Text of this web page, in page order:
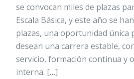
se convocan miles de plazas
Escala Básica, y este año se
plazas, una oportunidad única
desean una carrera estable,
servicio, formación continua y
interna. […]